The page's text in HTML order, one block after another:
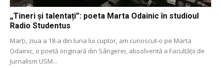
„Tineri și talentați”: poeta Marta Odainic în studioul
Radio Studentus
Marți, ziua a 18-a din luna lui cuptor, am cunoscut-o pe Marta
Odainic, o poetă originară din Sângerei, absolventă a Facultății de
Jurnalism USM...